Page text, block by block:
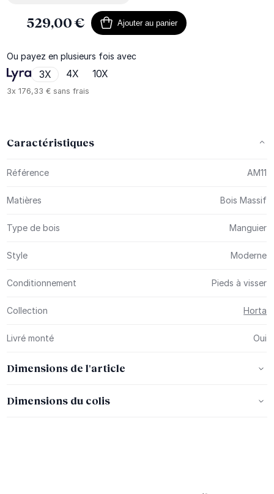
529,00 € Ajouter au panier
Ou payez en plusieurs fois avec
3X 4X 10X
3x176,33 € sans frais
Caractéristiques
Référence AM11
Matières Bois Massif
Type de bois Manguier
Style Moderne
Conditionnement Pieds à visser
Collection Horta
Livré monté Oui
Dimensions de l'article
Dimensions du colis